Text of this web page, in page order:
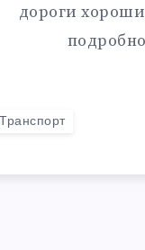
дороги
Транспорт